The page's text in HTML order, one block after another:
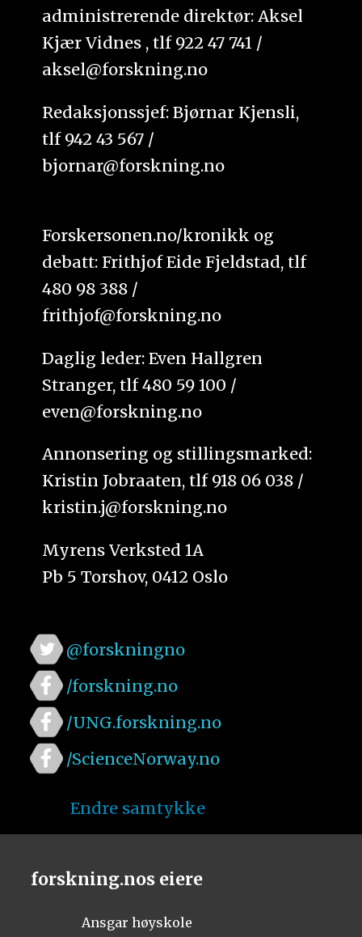
administrerende direktør: Aksel
Kjær Vidnes , tlf 922 47 741 /
aksel@forskning.no
Redaksjonssjef: Bjørnar Kjensli,
tlf 942 43 567 /
bjornar@forskning.no
Forskersonen.no/kronikk og
debatt: Frithjof Eide Fjeldstad, tlf
480 98 388 /
frithjof@forskning.no
Daglig leder: Even Hallgren
Stranger, tlf 480 59 100 /
even@forskning.no
Annonsering og stillingsmarked:
Kristin Jobraaten, tlf 918 06 038 /
kristin.j@forskning.no
Myrens Verksted 1A
Pb 5 Torshov, 0412 Oslo
@forskningno
/forskning.no
/UNG.forskning.no
/ScienceNorway.no
Endre samtykke
forskning.nos eiere
Ansgar høyskole